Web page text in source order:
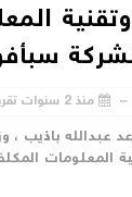
منذ 2 سنوات تقريبا
باذيب ، وزير
المكلف،